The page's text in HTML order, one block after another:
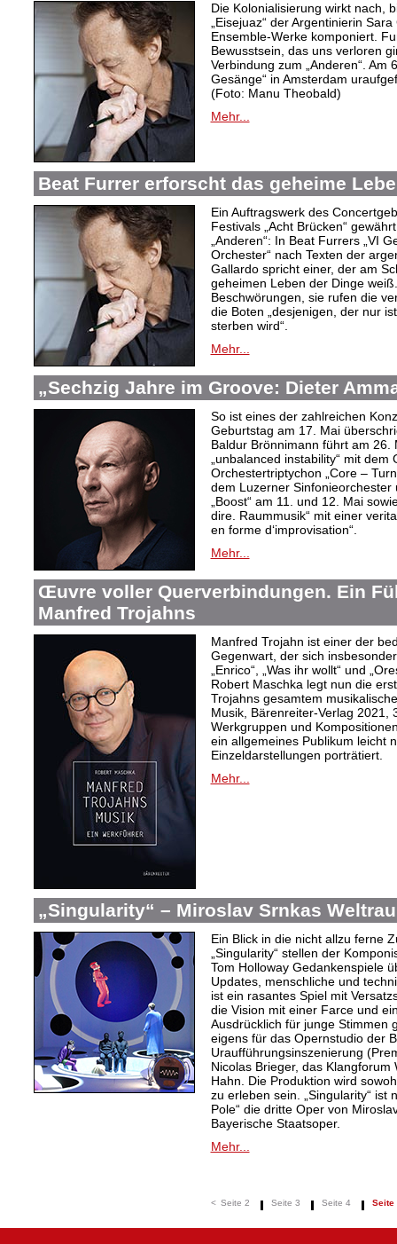
Die Kolonialisierung wirkt nach,
„Eisejuaz“ der Argentinierin
Ensemble-Werke komponiert.
Bewusstsein, das uns verloren
Verbindung zum „Anderen“. Am
Gesänge“ in Amsterdam
(Foto: Manu Theobald)
Mehr...
Beat Furrer erforscht das geheime
Ein Auftragswerk des
Festivals „Acht Brücken“
„Anderen“: In Beat Furrers „VI
Orchester“ nach Texten der
Gallardo spricht einer, der am
geheimen Leben der Dinge
Beschwörungen, sie rufen die
die Boten „desjenigen, der nur
sterben wird“.
Mehr...
„Sechzig Jahre im Groove: Dieter
So ist eines der zahlreichen
Geburtstag am 17. Mai
Baldur Brönnimann führt am 26.
„unbalanced instability“ mit
Orchestertriptychon „Core –
dem Luzerner
„Boost“ am 11. und 12. Mai
dire. Raummusik“ mit einer
en forme d‘improvisation“.
Mehr...
Œuvre voller Querverbindungen. Ein
Manfred Trojahns
Manfred Trojahn ist einer der
Gegenwart, der sich
„Enrico“, „Was ihr wollt“ und
Robert Maschka legt nun die
Trojahns gesamtem
Musik, Bärenreiter-Verlag 2021,
Werkgruppen und
ein allgemeines Publikum leicht
Einzeldarstellungen porträtiert.
Mehr...
„Singularity“ – Miroslav Srnkas
Ein Blick in die nicht allzu ferne
„Singularity“ stellen der
Tom Holloway Gedankenspiele
Updates, menschliche und
ist ein rasantes Spiel mit
die Vision mit einer Farce und
Ausdrücklich für junge Stimmen
eigens für das Opernstudio der
Uraufführungsinszenierung
Nicolas Brieger, das
Hahn. Die Produktion wird
zu erleben sein. „Singularity“ ist
Pole“ die dritte Oper von
Bayerische Staatsoper.
Mehr...
< Seite 2 Seite 3 Seite 4 Seite